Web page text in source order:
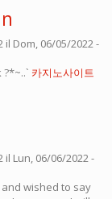
il Dom, 06/05/2022 -
카지노사이트
il Lun, 06/06/2022 -
wished to say